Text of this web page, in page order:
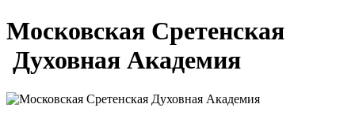
Московская Сретенская
Духовная Академия